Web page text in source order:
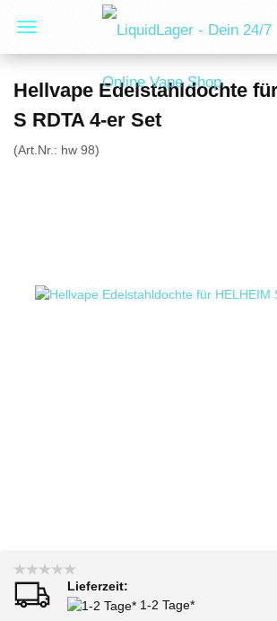
Hellvape Edelstahldochte
S RDTA 4-er Set
(Art.Nr.: hw 98)
Lieferzeit:
1-2 Tage*